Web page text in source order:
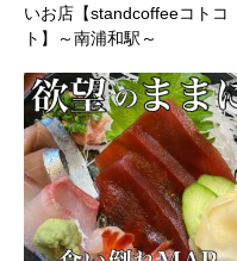
いお店【standcoffeeコトコ
ト】～南浦和駅～